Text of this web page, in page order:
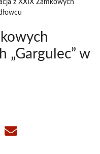
z XXIX Zamkowych
„Gargulec” w
Share